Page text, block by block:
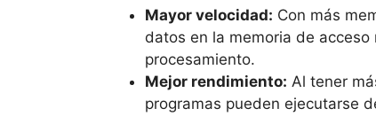
Mayor velocidad: Con más
datos en la memoria de
procesamiento.
Mejor rendimiento: Al tener
programas pueden ejecutarse